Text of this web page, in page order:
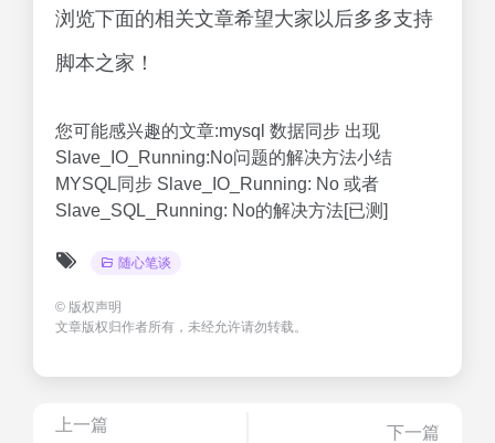
浏览下面的相关文章希望大家以后多多支持
脚本之家！
您可能感兴趣的文章:mysql 数据同步 出现
Slave_IO_Running:No问题的解决方法小结
MYSQL同步 Slave_IO_Running: No 或者
Slave_SQL_Running: No的解决方法[已测]
随心笔谈
© 版权声明
文章版权归作者所有，未经允许请勿转载。
上一篇 下一篇